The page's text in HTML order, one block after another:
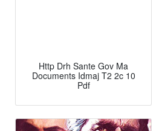
Http Drh Sante Gov Ma
Documents Idmaj T2 2c 10
Pdf